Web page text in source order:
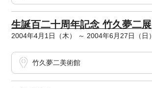
生誕百二十周年記念 竹久夢二展
2004年4月1日（木） ～ 2004年6月27日（日）
竹久夢二美術館